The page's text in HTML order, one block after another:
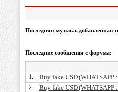
Последняя музыка, добавленная
Последние сообщения с форума:
1. Buy fake USD (WHATSAPP
2. Buy fake USD (WHATSAPP